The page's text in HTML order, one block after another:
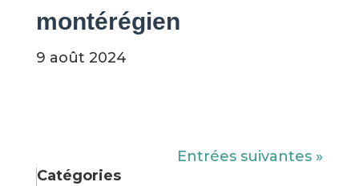
montérégien
9 août 2024
Entrées suivantes »
Catégories